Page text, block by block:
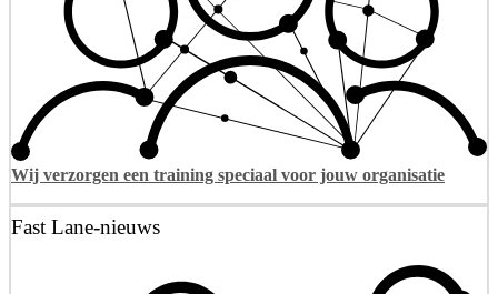
Wij verzorgen een training speciaal voor jouw organisatie
Fast Lane-nieuws